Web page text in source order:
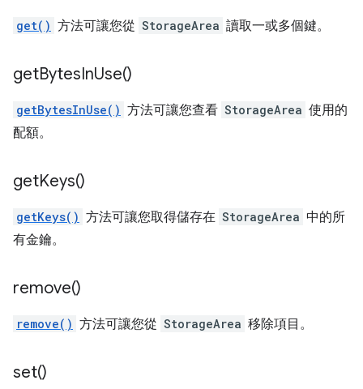
get() 方法可讓您從 StorageArea 讀取一或多個鍵。
getBytesInUse()
getBytesInUse() 方法可讓您查看 StorageArea 使用的
配額。
getKeys()
getKeys() 方法可讓您取得儲存在 StorageArea 中的所
有金鑰。
remove()
remove() 方法可讓您從 StorageArea 移除項目。
set()